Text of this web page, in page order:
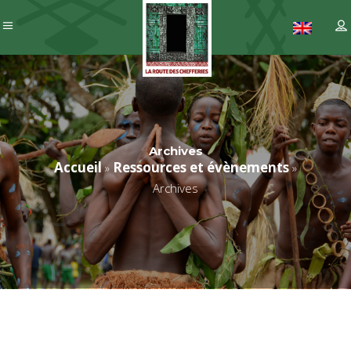
Archives
Accueil» Ressources et évènements»
Archives